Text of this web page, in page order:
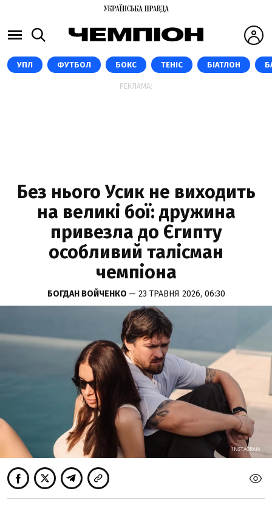
УПЛ ФУТБОЛ БОКС ТЕНІС БІАТЛОН
РЕКЛАМА:
Без нього Усик не виходить
на великі бої: дружина
привезла до Єгипту
особливий талісман
чемпіона
БОГДАН ВОЙЧЕНКО — 23 ТРАВНЯ 2026, 06:30
INSTAGRAM